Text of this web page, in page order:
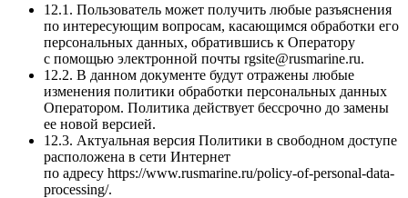
12.1. Пользователь может получить любые разъяснения
по интересующим вопросам, касающимся обработки его
персональных данных, обратившись к Оператору
с помощью электронной почты rgsite@rusmarine.ru.
12.2. В данном документе будут отражены любые
изменения политики обработки персональных данных
Оператором. Политика действует бессрочно до замены
ее новой версией.
12.3. Актуальная версия Политики в свободном доступе
расположена в сети Интернет
по адресу https://www.rusmarine.ru/policy-of-personal-data-
processing/.